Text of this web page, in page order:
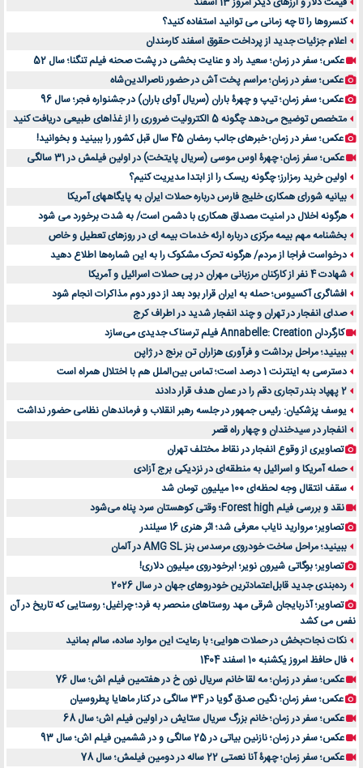
کنسروها را تا چه زمانی می توانید استفاده کنید؟
اعلام جزئیات جدید از پرداخت حقوق اسفند کارمندان
عکس؛ سفر در زمان؛ سعید راد و عنایت بخشی در پشت صحنه فیلم تنگنا؛ سال 52
عکس؛ سفر در زمان؛ مراسم پخت آش در حضور ناصرالدین‌شاه
عکس؛ سفر زمان؛ تیپ و چهرۀ باران (سریال آوای باران) در جشنواره فجر؛ سال 96
متخصص توضیح می‌دهد چگونه 5 الکترولیت ضروری را از غذاهای طبیعی دریافت کنید
عکس؛ سفر در زمان؛ خبرهای جالب رمضان 45 سال قبل کشور را ببینید و بخوانید!
عکس؛ سفر زمان؛ چهرۀ اوس موسی (سریال پایتخت) در اولین فیلمش در 31 سالگی
اولین خرید رمزارز؛ چگونه ریسک را از ابتدا مدیریت کنیم؟
بیانیه شورای همکاری خلیج فارس درباره حملات ایران به پایگاههای آمریکا
هرگونه اخلال در امنیت مصداق همکاری با دشمن است/ به شدت برخورد می شود
بخشنامه مهم بیمه مرکزی درباره ارئه خدمات بیمه ای در روزهای تعطیل و خاص
درخواست فراجا از مردم/ هرگونه تحرک مشکوک را به این شماره‌ها اطلاع دهید
شهادت 4 نفر از کارکنان مرزبانی مهران در پی حملات اسرائیل و آمریکا
افشاگری آکسیوس؛ حمله به ایران قرار بود بعد از دور دوم مذاکرات انجام شود
صدای انفجار در تهران و چند انفجار شدید در اطراف کرج
کارگردان Annabelle: Creation فیلم ترسناک جدیدی می‌سازد
ببینید؛ مراحل برداشت و فرآوری هزاران تن برنج در ژاپن
دسترسی به اینترنت 1 درصد است؛ تماس بین‌الملل هم با اختلال همراه است
2 پهپاد بندر تجاری دقم را در عمان هدف قرار دادند
یوسف پزشکیان: رئیس جمهور در جلسه رهبر انقلاب و فرماندهان نظامی حضور نداشت
انفجار در سیدخندان و چهار راه قصر
تصاویری از وقوع انفجار در نقاط مختلف تهران
حمله آمریکا و اسرائیل به منطقه‌ای در نزدیکی برج آزادی
سقف انتقال وجه لحظه‌ای 100 میلیون تومان شد
نقد و بررسی فیلم Forest high؛ وقتی کوهستان سرد پناه می‌شود
تصاویر؛ مروارید نایاب معرفی شد؛ اثر هنری 16 سیلندر
ببینید؛ مراحل ساخت خودروی مرسدس بنز AMG SL در آلمان
تصاویر؛ بوگاتی شیرون نویر؛ ابرخودروی میلیون دلاری!
رده‌بندی جدید قابل‌اعتمادترین خودروهای جهان در سال 2026
تصاویر؛ آذربایجان شرقی مهد روستاهای منحصر به فرد؛ چراغیل؛ روستایی که تاریخ در آن
نفس می کشد
نکات نجات‌بخش در حملات هوایی؛ با رعایت این موارد ساده، سالم بمانید
فال حافظ امروز یکشنبه 10 اسفند 1404
عکس؛ سفر در زمان؛ مه لقا خانم سریال نون خ در هفتمین فیلم اش؛ سال 76
عکس؛ سفر زمان؛ نگین صدق گویا در 34 سالگی در کنار ماهایا پطروسیان
عکس؛ سفر در زمان؛ خانم بزرگ سریال ستایش در اولین فیلم اش؛ سال 68
عکس؛ سفر در زمان؛ نازنین بیاتی در 25 سالگی و در ششمین فیلم اش؛ سال 93
عکس؛ سفر زمان؛ چهرۀ آنا نعمتی 22 ساله در دومین فیلمش؛ سال 78